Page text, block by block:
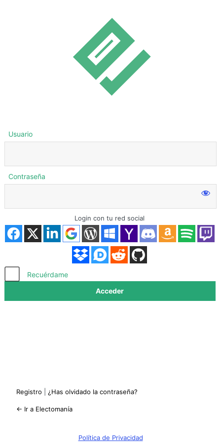
Acceder
Usuario
Contraseña
Login con tu red social
Recuérdame
Registro ¿Has olvidado la contraseña?
← Ir a Electomanía
Política de Privacidad